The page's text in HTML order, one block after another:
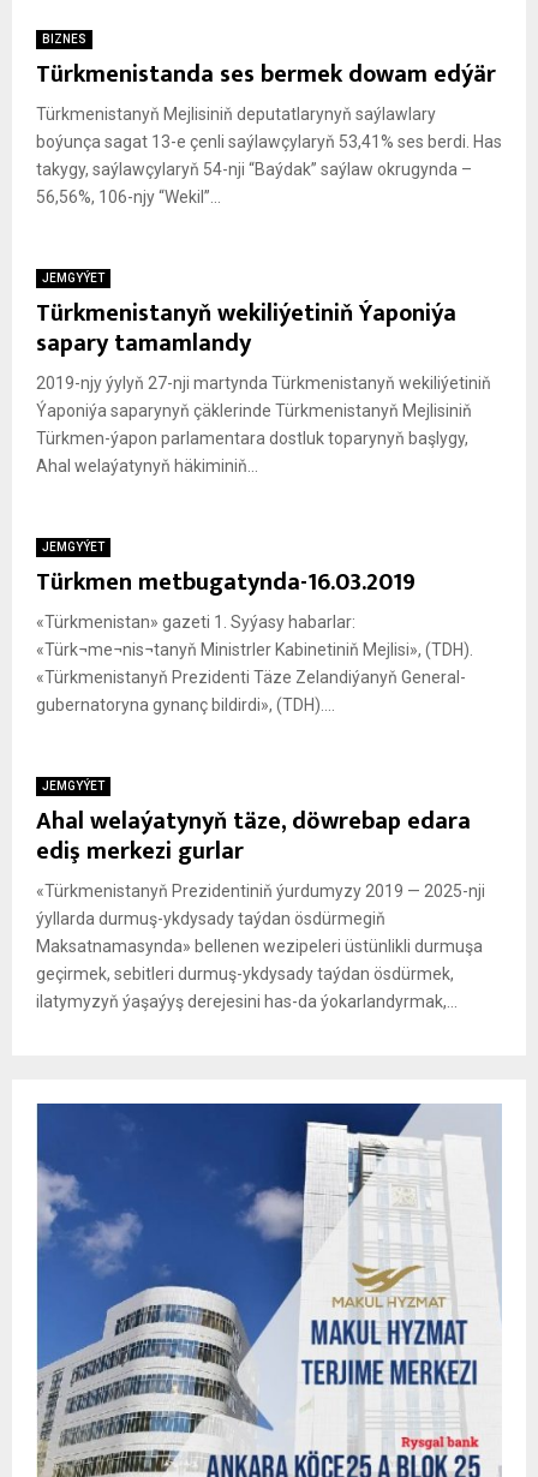
BIZNES
Türkmenistanda ses bermek dowam edýär
Türkmenistanyň Mejlisiniň deputatlarynyň saýlawlary
boýunça sagat 13-e çenli saýlawçylaryň 53,41% ses berdi. Has
takygy, saýlawçylaryň 54-nji “Baýdak” saýlaw okrugynda –
56,56%, 106-njy “Wekil”...
JEMGYÝET
Türkmenistanyň wekiliýetiniň Ýaponiýa
sapary tamamlandy
2019-njy ýylyň 27-nji martynda Türkmenistanyň wekiliýetiniň
Ýaponiýa saparynyň çäklerinde Türkmenistanyň Mejlisiniň
Türkmen-ýapon parlamentara dostluk toparynyň başlygy,
Ahal welaýatynyň häkiminiň...
JEMGYÝET
Türkmen metbugatynda-16.03.2019
«Türkmenistan» gazeti 1. Syýasy habarlar:
«Türk¬me¬nis¬tanyň Ministrler Kabinetiniň Mejlisi», (TDH).
«Türkmenistanyň Prezidenti Täze Zelandiýanyň General-
gubernatoryna gynanç bildirdi», (TDH)....
JEMGYÝET
Ahal welaýatynyň täze, döwrebap edara
ediş merkezi gurlar
«Türkmenistanyň Prezidentiniň ýurdumyzy 2019 — 2025-nji
ýyllarda durmuş-ykdysady taýdan ösdürmegiň
Maksatnamasynda» bellenen wezipeleri üstünlikli durmuşa
geçirmek, sebitleri durmuş-ykdysady taýdan ösdürmek,
ilatymyzyň ýaşaýyş derejesini has-da ýokarlandyrmak,...